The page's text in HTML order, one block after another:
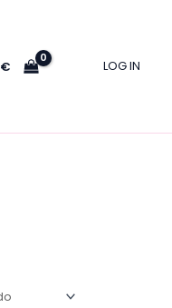
€ LOG IN